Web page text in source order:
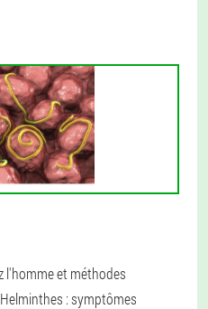
l'homme et méthodes
: symptômes